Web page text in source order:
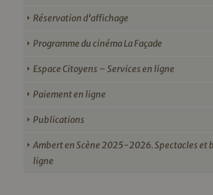
Réservation d’affichage
Programme du cinéma La Façade
Espace Citoyens – Services en ligne
Paiement en ligne
Publications
Ambert en Scène 2025-2026. Spectacles et
ligne